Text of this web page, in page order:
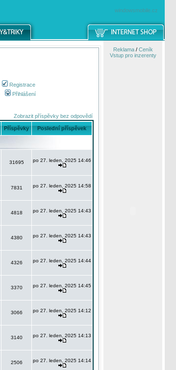
windowsmobile.cz
Registrace
Přihlášení
Zobrazit příspěvky bez odpovědí
Příspěvky Poslední příspěvek
31695 po 27. leden, 2025 14:46
7831 po 27. leden, 2025 14:58
4818 po 27. leden, 2025 14:43
4380 po 27. leden, 2025 14:43
4326 po 27. leden, 2025 14:44
3370 po 27. leden, 2025 14:45
3066 po 27. leden, 2025 14:12
3140 po 27. leden, 2025 14:13
2506 po 27. leden, 2025 14:14
Reklama/ Ceník
Vstup pro inzerenty